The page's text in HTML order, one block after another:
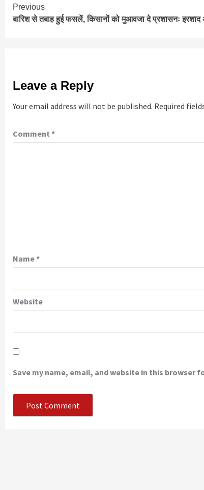
Continue
Reading
Previous
बारिश से तबाह हुई फसलें, किसानों को मुआवजा दे प्रशासनः इरशाद
Leave a Reply
Your email address will not be published. Required
Comment *
Name*
Website
Save my name, email, and website in this browser